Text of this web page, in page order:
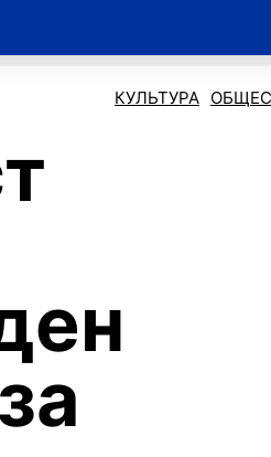
КУЛЬТУРА